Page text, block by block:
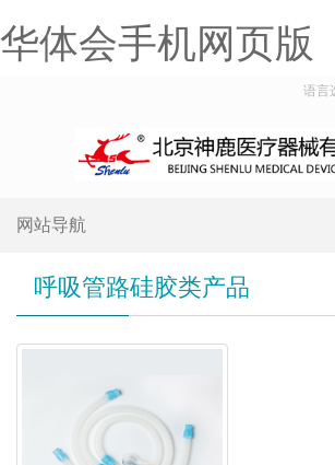
华体会手机网页版
语言
网站导航
呼吸管路硅胶类产品